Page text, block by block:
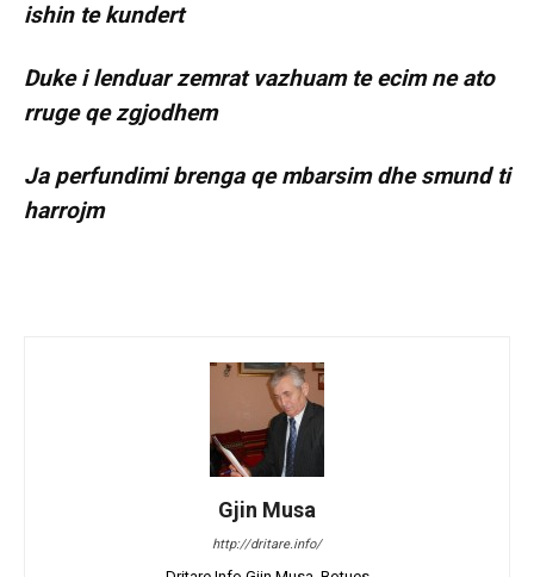
ishin te kundert
Duke i lenduar zemrat vazhuam te ecim ne ato
rruge qe zgjodhem
Ja perfundimi brenga qe mbarsim dhe smund ti
harrojm
Gjin Musa
http://dritare.info/